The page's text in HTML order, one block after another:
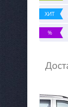
ХИТ
%